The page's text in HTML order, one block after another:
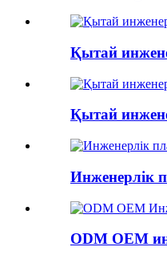
Қытай
Қытай
Инженерлік
ODM OEM